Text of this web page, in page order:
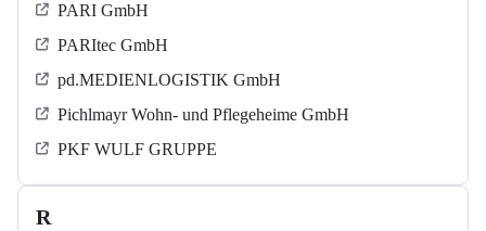
PARI GmbH
PARItec GmbH
pd.MEDIENLOGISTIK GmbH
Pichlmayr Wohn- und Pflegeheime GmbH
PKF WULF GRUPPE
R